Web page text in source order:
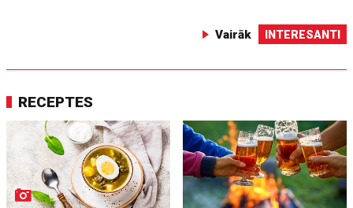
Vairāk INTERESANTI
RECEPTES